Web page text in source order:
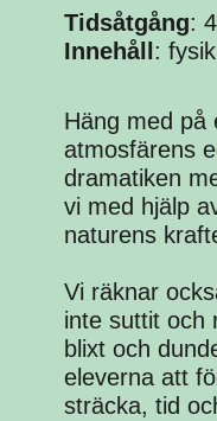
Tidsåtgång:
Innehåll :
Häng med på
atmosfärens
dramatiken
vi med hjälp
naturens
Vi räknar
inte suttit och
blixt och
eleverna att
sträcka, tid